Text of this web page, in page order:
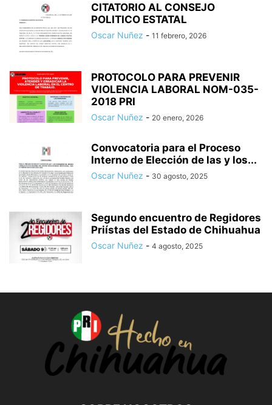
CITATORIO AL CONSEJO
POLITICO ESTATAL
Oscar Nuñez - 11 febrero, 2026
PROTOCOLO PARA PREVENIR
VIOLENCIA LABORAL NOM-035-
2018 PRI
Oscar Nuñez - 20 enero, 2026
Convocatoria para el Proceso
Interno de Elección de las y los...
Oscar Nuñez - 30 agosto, 2025
Segundo encuentro de Regidores
Priístas del Estado de Chihuahua
Oscar Nuñez - 4 agosto, 2025